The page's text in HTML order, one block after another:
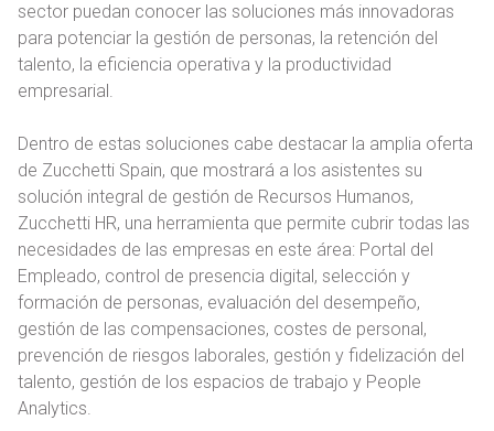
sector puedan conocer las soluciones más innovadoras
para potenciar la gestión de personas, la retención del
talento, la eficiencia operativa y la productividad
empresarial.
Dentro de estas soluciones cabe destacar la amplia oferta
de Zucchetti Spain, que mostrará a los asistentes su
solución integral de gestión de Recursos Humanos,
Zucchetti HR, una herramienta que permite cubrir todas las
necesidades de las empresas en este área: Portal del
Empleado, control de presencia digital, selección y
formación de personas, evaluación del desempeño,
gestión de las compensaciones, costes de personal,
prevención de riesgos laborales, gestión y fidelización del
talento, gestión de los espacios de trabajo y People
Analytics.